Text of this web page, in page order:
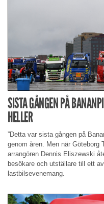
SISTA GÅNGEN PÅ
HELLER
”Detta var sista gången på
genom åren. Men när Göteborg
arrangören Dennis Eliszewski
besökare och utställare till ett
lastbilsevenemang.